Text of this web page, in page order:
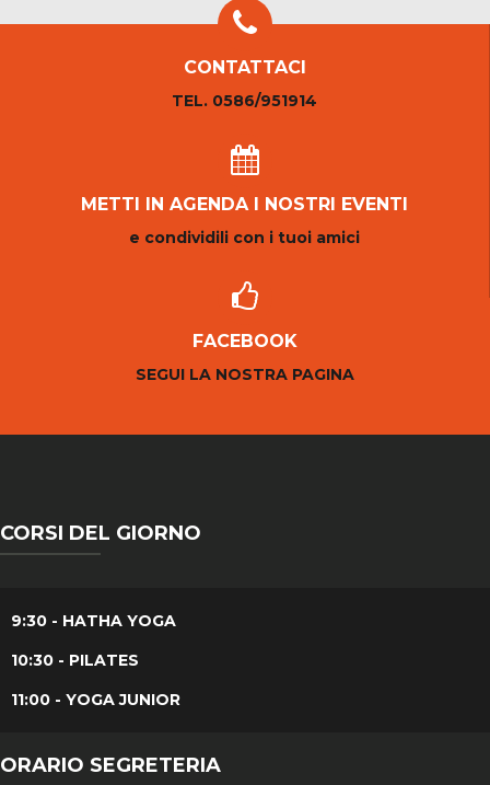
CONTATTACI
TEL. 0586/951914
METTI IN AGENDA I NOSTRI EVENTI
e condividili con i tuoi amici
FACEBOOK
SEGUI LA NOSTRA PAGINA
CORSI DEL GIORNO
9:30 - HATHA YOGA
10:30 - PILATES
11:00 - YOGA JUNIOR
ORARIO SEGRETERIA